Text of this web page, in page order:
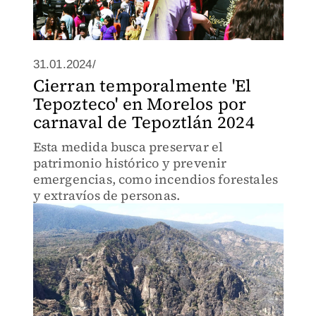
31.01.2024/
Cierran temporalmente 'El
Tepozteco' en Morelos por
carnaval de Tepoztlán 2024
Esta medida busca preservar el
patrimonio histórico y prevenir
emergencias, como incendios forestales
y extravíos de personas.